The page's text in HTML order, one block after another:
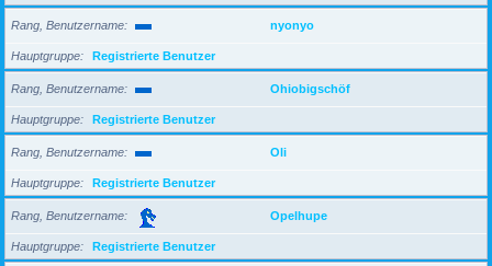
Rang, Benutzername nyonyo
Hauptgruppe Registrierte Benutzer
Rang, Benutzername Ohiobigschöf
Hauptgruppe Registrierte Benutzer
Rang, Benutzername Oli
Hauptgruppe Registrierte Benutzer
Rang, Benutzername Opelhupe
Hauptgruppe Registrierte Benutzer